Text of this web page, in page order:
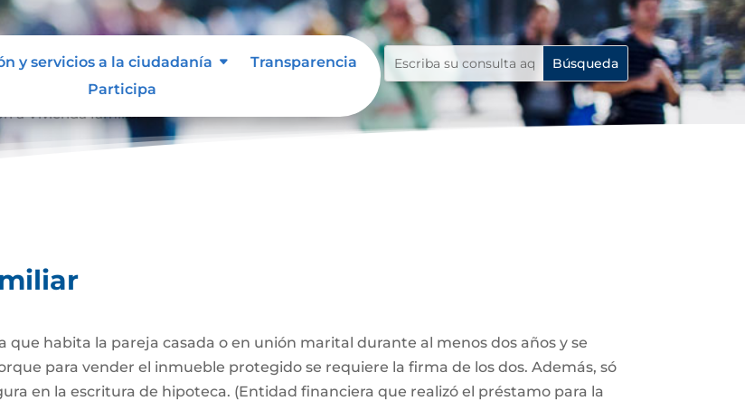
y servicios a la ciudadanía
Transparencia
Participa
que habita la pareja casada o en unión marital durante al menos dos años y se
para vender el inmueble protegido se requiere la firma de los dos. Además, só
en la escritura de hipoteca. (Entidad financiera que realizó el préstamo para la